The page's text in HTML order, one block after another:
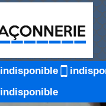
indisponible
indisponible